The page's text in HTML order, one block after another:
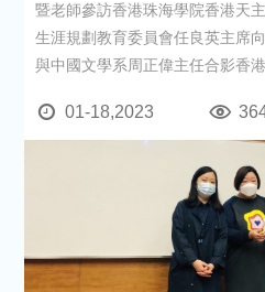
暨老師參訪香港珠海學院香港天
生涯規劃教育委員會任良英主席
與中國文學系周正偉主任合影香
01-18,2023